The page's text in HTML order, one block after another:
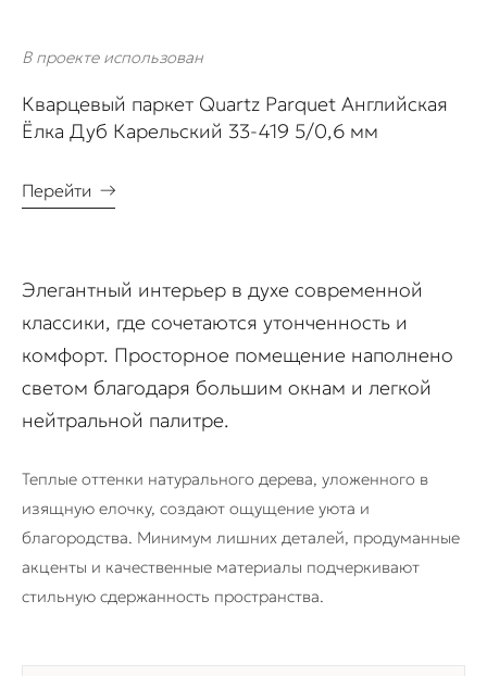
В проекте использован
Кварцевый паркет Quartz Parquet Английская
Ёлка Дуб Карельский 33-419 5/0,6 мм
Перейти →
Элегантный интерьер в духе современной
классики, где сочетаются утонченность и
комфорт. Просторное помещение наполнено
светом благодаря большим окнам и легкой
нейтральной палитре.
Теплые оттенки натурального дерева, уложенного в
изящную елочку, создают ощущение уюта и
благородства. Минимум лишних деталей, продуманные
акценты и качественные материалы подчеркивают
стильную сдержанность пространства.